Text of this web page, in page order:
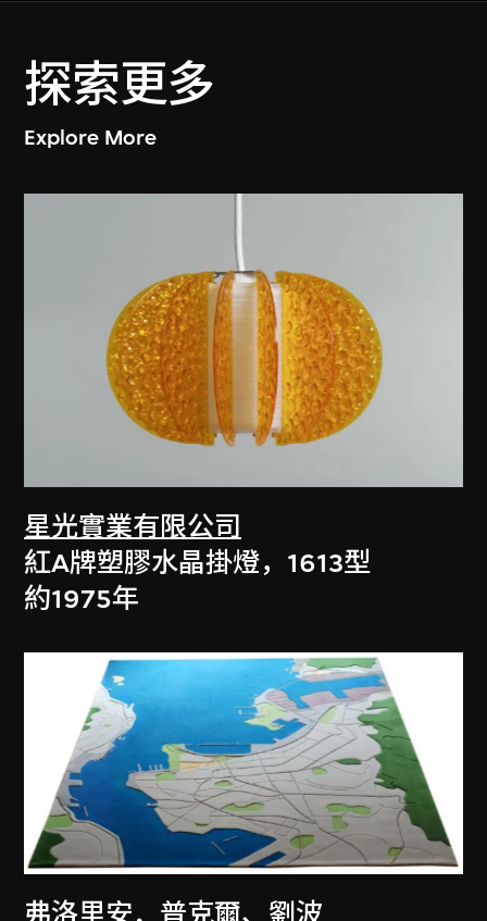
探索更多
Explore More
星光實業有限公司
紅A牌塑膠水晶掛燈，1613型
約1975年
弗洛里安．普克爾、 劉波